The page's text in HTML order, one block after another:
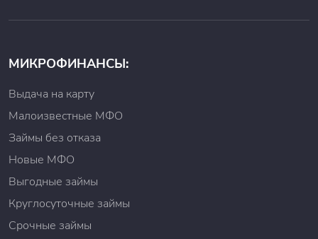
МИКРОФИНАНСЫ:
Выдача на карту
Малоизвестные МФО
Займы без отказа
Новые МФО
Выгодные займы
Круглосуточные займы
Срочные займы